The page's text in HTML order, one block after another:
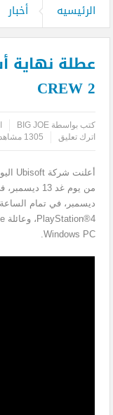
الرئيسيه أخبار
CREW 2
كتب بواسطةBIG JOE
اترك تعليق
1305 مشاهدة
Windows PC.